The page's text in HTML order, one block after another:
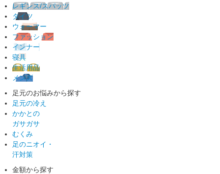
レギンス/スパッツ
タイツ
ウォーマー
ファッション
インナー
寝具
生活用品
メンズ
足元のお悩みから探す
足元の冷え
かかとの
ガサガサ
むくみ
足のニオイ・
汗対策
金額から探す